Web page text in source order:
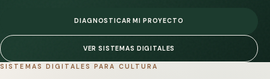
DIAGNOSTICAR MI PROYECTO
VER SISTEMAS DIGITALES
SISTEMAS DIGITALES PARA CULTURA